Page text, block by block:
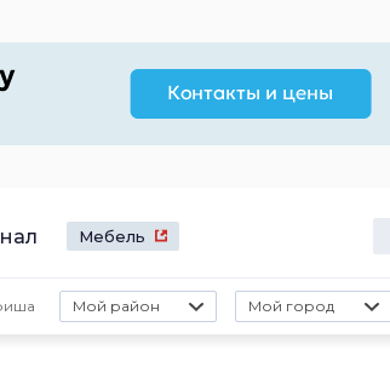
Мебель
Мой район Мой город